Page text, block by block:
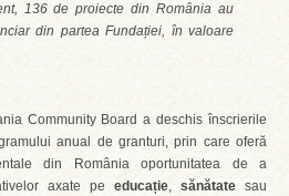
136 de proiecte din România au
din partea Fundației, în valoare
Community Board a deschis înscrierile
anual de granturi, prin care oferă
din România oportunitatea de a
axate pe educație, sănătate sau